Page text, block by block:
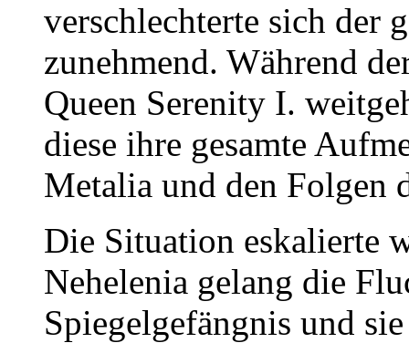
verschlechterte sich der
zunehmend. Während
Queen Serenity I.
diese ihre gesamte
Metalia und den Folgen
Die Situation eskalierte
Nehelenia gelang die
Spiegelgefängnis und